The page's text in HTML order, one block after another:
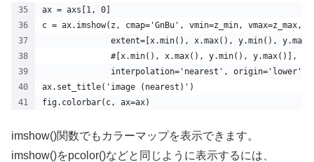
ax = axs[1, 0]
c = ax.imshow(z, cmap='GnBu', vmin=z_min, vmax=z_max,
extent=[x.min(), x.max(), y.min(),
              #[x.min(), x.max(), y.min(), y.max()],
              interpolation='nearest', origin='lower')
ax.set_title('image (nearest)')
fig.colorbar(c, ax=ax)
imshow()関数でもカラーマップを表示できます。
imshow()をpcolor()などと同じように表示するには、